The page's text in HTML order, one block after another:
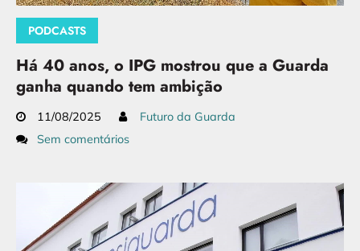
PODCASTS
Há 40 anos, o IPG mostrou que a Guarda
ganha quando tem ambição
11/08/2025
Futuro da Guarda
Sem comentários